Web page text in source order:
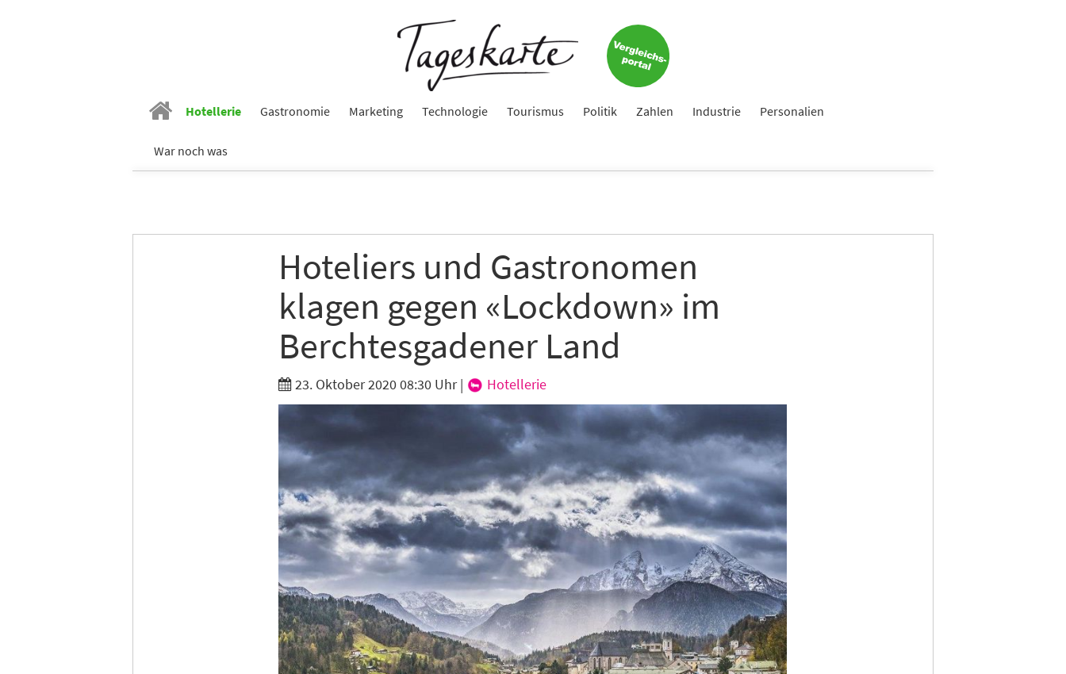
Hotellerie Gastronomie Marketing Technologie Tourismus Politik Zahlen Industrie Personalien
War noch was
Hoteliers und Gastronomen
klagen gegen «Lockdown» im
Berchtesgadener Land
23. Oktober 2020 08:30 Uhr| Hotellerie
Jetzt zum Tageskarte-Newsletter anmelden.
Branche
Ich möchte folgende Newsletter erhalten
Tageskarte-Newsletter (gegen 8.30 Uhr)
Datenschutzerklärung
Danke, heute nicht